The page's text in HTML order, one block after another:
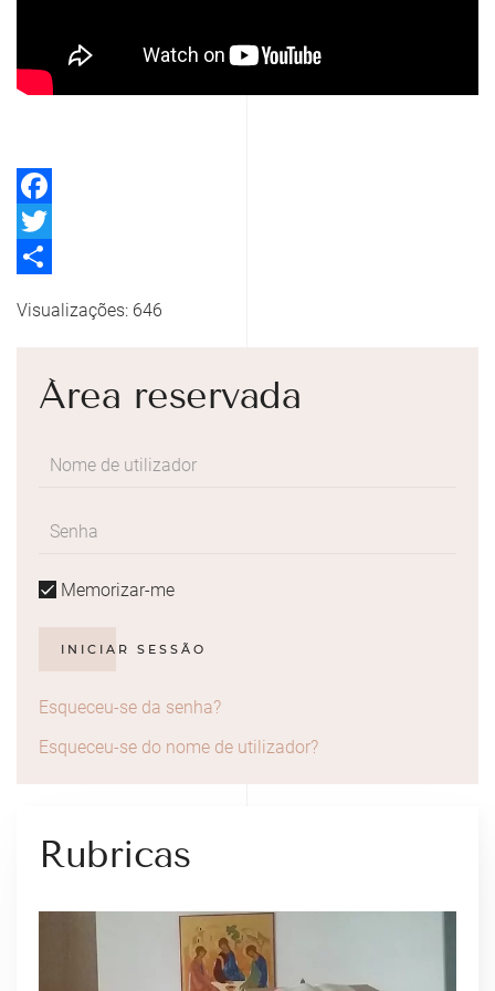
Facebook
Twitter
Visualizações: 646
Área reservada
Memorizar-me
INICIAR SESSÃO
Esqueceu-se da senha?
Esqueceu-se do nome de utilizador?
Rubricas